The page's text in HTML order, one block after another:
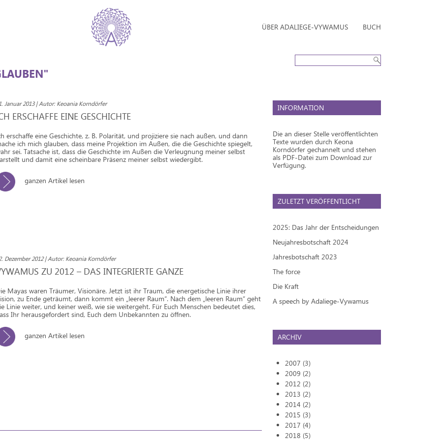
ÜBER ADALIEGE-VYWAMUS BUCH
Januar 2013 | Autor: Keoania Korndörfer
ERSCHAFFE EINE GESCHICHTE
erschaffe eine Geschichte, z. B. Polarität, und projiziere sie nach außen, und dann
ich mich glauben, dass meine Projektion im Außen, die die Geschichte spiegelt,
sei. Tatsache ist, dass die Geschichte im Außen die Verleugnung meiner selbst
und damit eine scheinbare Präsenz meiner selbst wiedergibt.
ganzen Artikel lesen
Dezember 2012 | Autor: Keoania Korndörfer
ZU 2012 – DAS INTEGRIERTE GANZE
Mayas waren Träumer, Visionäre. Jetzt ist ihr Traum, die energetische Linie ihrer
zu Ende geträumt, dann kommt ein „leerer Raum“. Nach dem „leeren Raum“ geht
Linie weiter, und keiner weiß, wie sie weitergeht. Für Euch Menschen bedeutet dies,
Ihr herausgefordert sind, Euch dem Unbekannten zu öffnen.
ganzen Artikel lesen
INFORMATION
Die an dieser Stelle veröffentlichten
Texte wurden durch Keona
Korndörfer gechannelt und stehen
als PDF-Datei zum Download zur
Verfügung.
ZULETZT VERÖFFENTLICHT
2025: Das Jahr der Entscheidungen
Neujahresbotschaft 2024
Jahresbotschaft 2023
The force
Die Kraft
A speech by Adaliege-Vywamus
ARCHIV
2007 (3)
2009 (2)
2012 (2)
2013 (2)
2014 (2)
2015 (3)
2017 (4)
2018 (5)